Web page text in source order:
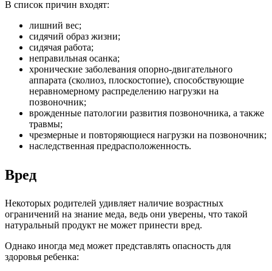
В список причин входят:
лишний вес;
сидячий образ жизни;
сидячая работа;
неправильная осанка;
хронические заболевания опорно-двигательного
аппарата (сколиоз, плоскостопие), способствующие
неравномерному распределению нагрузки на
позвоночник;
врожденные патологии развития позвоночника, а также
травмы;
чрезмерные и повторяющиеся нагрузки на позвоночник;
наследственная предрасположенность.
Вред
Некоторых родителей удивляет наличие возрастных
ограничений на знание меда, ведь они уверены, что такой
натуральный продукт не может принести вред.
Однако иногда мед может представлять опасность для
здоровья ребенка: